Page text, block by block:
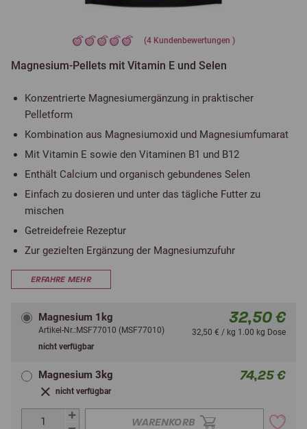
(4 Kundenbewertungen )
Magnesium-Pellets mit Vitamin E und Selen
Konzentrierte Magnesiumergänzung in praktischer
Pelletform
Kombination aus Magnesiumoxid und Magnesiumfumarat
Mit Vitamin E sowie den Vitaminen B1 und B12
Enthält Calcium und organisch gebundenes Selen
Einfach zu dosieren und unter das tägliche Futter zu
mischen
Getreidefreie Rezeptur
Zur gezielten Ergänzung der Magnesiumzufuhr
ERFAHRE MEHR
Magnesium 1kg
Artikel-Nr.:MSF77010 (MSF77010)
nicht verfügbar
32,50 €
32,50 € / kg 1.00 kg Dose
Magnesium 3kg
nicht verfügbar
74,25 €
WARENKORB